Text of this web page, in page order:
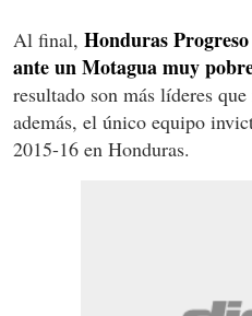
Al final, Honduras
ante un Motagua muy
resultado son más líderes
además, el único equipo
2015-16 en Honduras.